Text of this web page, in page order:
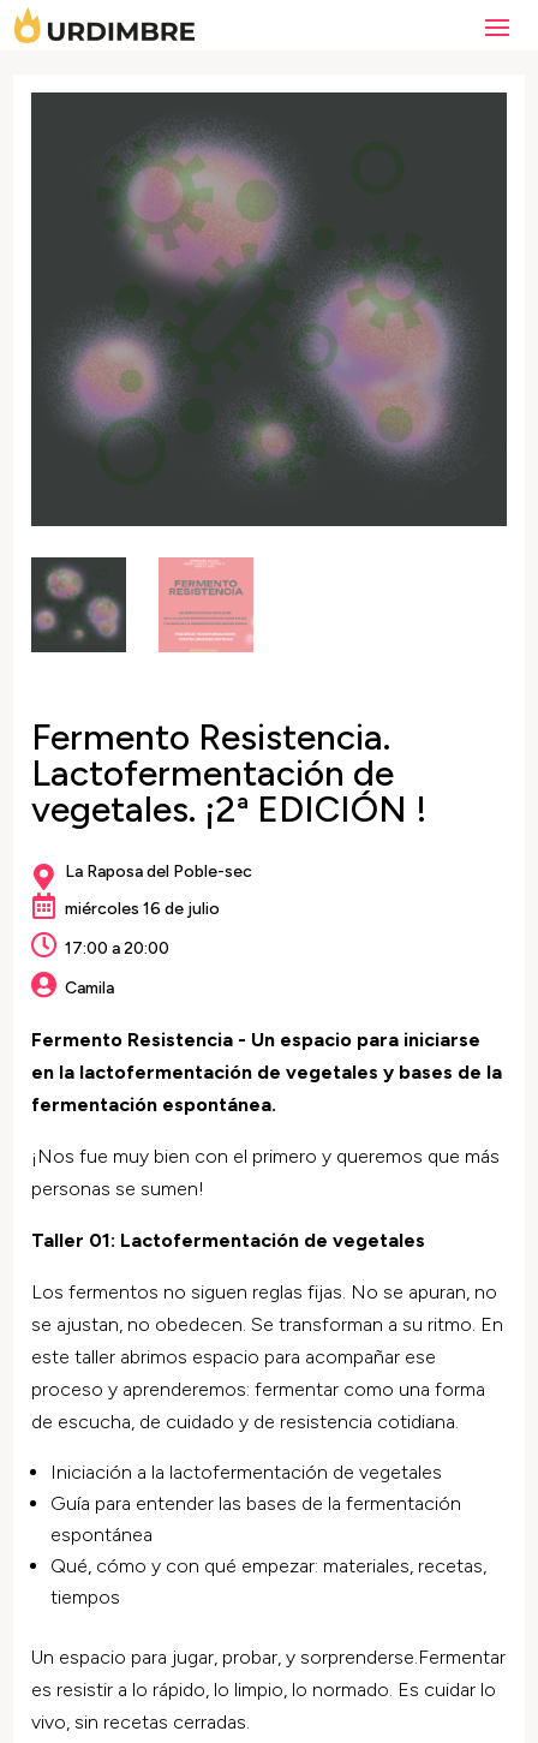
Fermento Resistencia.
Lactofermentación de
vegetales. ¡2ª EDICIÓN !
 La Raposa del Poble-sec
 miércoles 16 de julio
 17:00 a 20:00
 Camila
Fermento Resistencia - Un espacio para iniciarse
en la lactofermentación de vegetales y bases de la
fermentación espontánea.
¡Nos fue muy bien con el primero y queremos que más
personas se sumen!
Taller 01: Lactofermentación de vegetales
Los fermentos no siguen reglas fijas. No se apuran, no
se ajustan, no obedecen. Se transforman a su ritmo. En
este taller abrimos espacio para acompañar ese
proceso y aprenderemos: fermentar como una forma
de escucha, de cuidado y de resistencia cotidiana.
Iniciación a la lactofermentación de vegetales
Guía para entender las bases de la fermentación
espontánea
Qué, cómo y con qué empezar: materiales, recetas,
tiempos
Un espacio para jugar, probar, y sorprenderse.Fermentar
es resistir a lo rápido, lo limpio, lo normado. Es cuidar lo
vivo, sin recetas cerradas.